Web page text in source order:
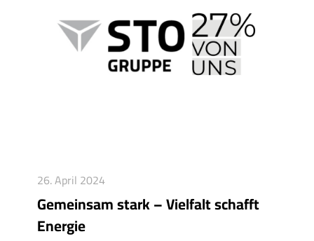
26. April 2024
Gemeinsam stark – Vielfalt schafft
Energie